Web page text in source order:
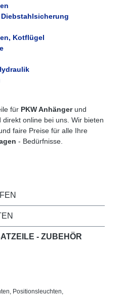
Kotflügel
für PKW Anhängerund
direkt online bei uns. Wir bieten
faire Preise für alle Ihre
- Bedürfnisse.
- ZUBEHÖR
Positionsleuchten,